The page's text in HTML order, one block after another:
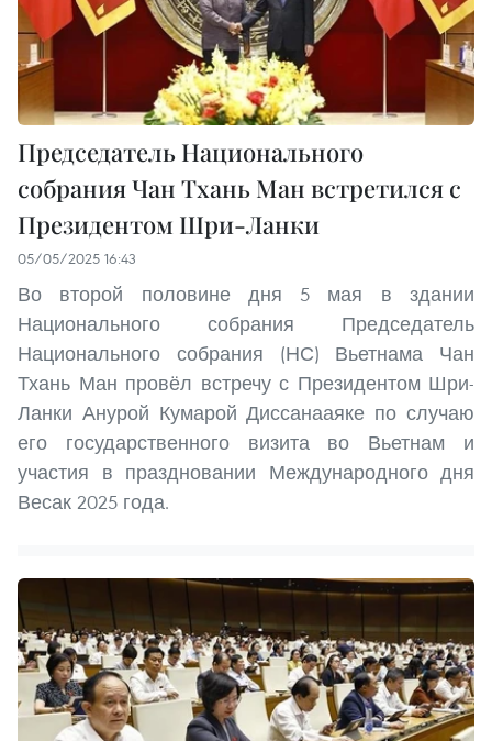
Председатель Национального
собрания Чан Тхань Ман встретился с
Президентом Шри-Ланки
05/05/2025 16:43
Во второй половине дня 5 мая в здании
Национального собрания Председатель
Национального собрания (НС) Вьетнама Чан
Тхань Ман провёл встречу с Президентом Шри-
Ланки Анурой Кумарой Диссанааяке по случаю
его государственного визита во Вьетнам и
участия в праздновании Международного дня
Весак 2025 года.